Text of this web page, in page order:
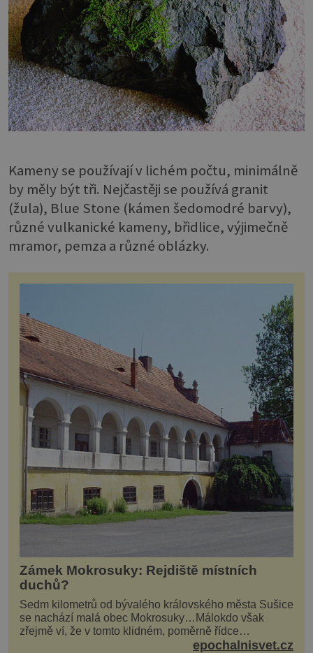
Kameny se používají v lichém počtu, minimálně
by měly být tři. Nejčastěji se používá granit
(žula), Blue Stone (kámen šedomodré barvy),
různé vulkanické kameny, břidlice, výjimečně
mramor, pemza a různé oblázky.
Zámek Mokrosuky: Rejdiště místních
duchů?
Sedm kilometrů od bývalého královského města Sušice
se nachází malá obec Mokrosuky…Málokdo však
zřejmě ví, že v tomto klidném, poměrně řídce
navštěvovaném koutu vesnické Šumavy se nachází
epochalnisvet.cz